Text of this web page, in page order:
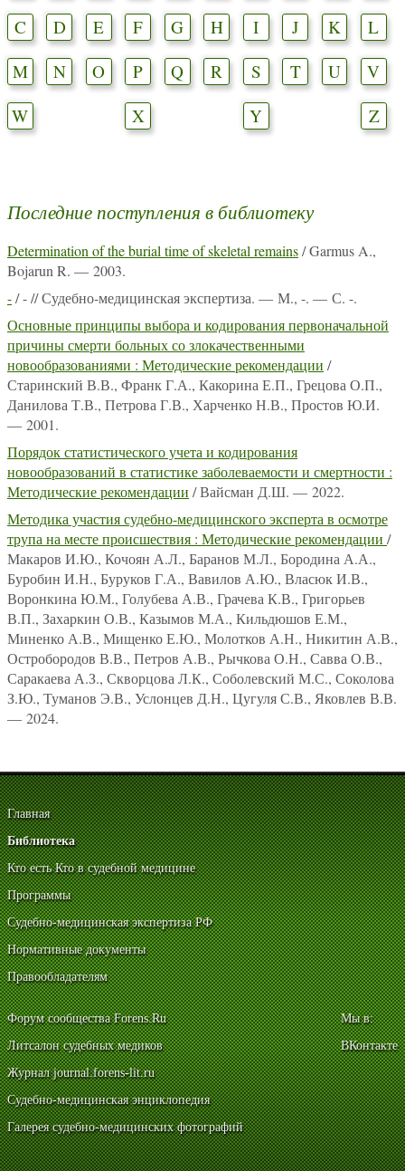
C
D E F G H I J K
L
M
N O P Q R S T U
V
W
X Y Z
Последние поступления в библиотеку
Determination of the burial time of skeletal remains/ Garmus A.,
Bojarun R. — 2003.
-/ - // Судебно-медицинская экспертиза. — М., -. — С. -.
Основные принципы выбора и кодирования первоначальной
причины смерти больных со злокачественными
новообразованиями : Методические рекомендации /
Старинский В.В., Франк Г.А., Какорина Е.П., Грецова О.П.,
Данилова Т.В., Петрова Г.В., Харченко Н.В., Простов Ю.И.
— 2001.
Порядок статистического учета и кодирования
новообразований в статистике заболеваемости и смертности :
Методические рекомендации / Вайсман Д.Ш. — 2022.
Методика участия судебно-медицинского эксперта в осмотре
трупа на месте происшествия : Методические рекомендации /
Макаров И.Ю., Кочоян А.Л., Баранов М.Л., Бородина А.А.,
Буробин И.Н., Буруков Г.А., Вавилов А.Ю., Власюк И.В.,
Воронкина Ю.М., Голубева А.В., Грачева К.В., Григорьев
В.П., Захаркин О.В., Казымов М.А., Кильдюшов Е.М.,
Миненко А.В., Мищенко Е.Ю., Молотков А.Н., Никитин А.В.,
Остробородов В.В., Петров А.В., Рычкова О.Н., Савва О.В.,
Саракаева А.З., Скворцова Л.К., Соболевский М.С., Соколова
З.Ю., Туманов Э.В., Услонцев Д.Н., Цугуля С.В., Яковлев В.В.
— 2024.
Главная
Библиотека
Кто есть Кто в судебной медицине
Программы
Судебно-медицинская экспертиза РФ
Нормативные документы
Правообладателям
Форум сообщества Forens.Ru
Литсалон судебных медиков
Журнал journal.forens-lit.ru
Судебно-медицинская энциклопедия
Галерея судебно-медицинских фотографий
Мы в:
ВКонтакте